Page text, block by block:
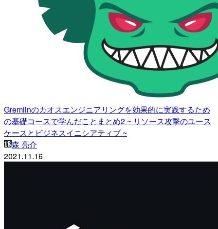
Gremlinのカオスエンジニアリングを効果的に実践するため
の基礎コースで学んだことまとめ2 ~ リソース攻撃のユース
ケースとビジネスイニシアティブ ~
森 亮介
2021.11.16